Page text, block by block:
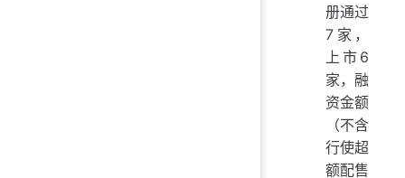
册通过
7家，
上市6
家，融
资金额
（不含
行使超
额配售